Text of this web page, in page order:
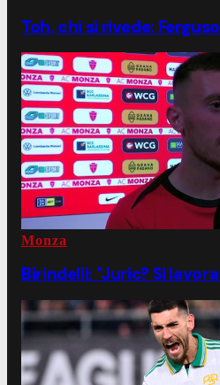
Toh, chi si rivede:
Monza
Birindelli: "Juric? Si